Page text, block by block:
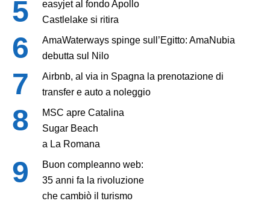
easyjet al fondo Apollo
Castlelake si ritira
AmaWaterways spinge sull’Egitto: AmaNubia
debutta sul Nilo
Airbnb, al via in Spagna la prenotazione di
transfer e auto a noleggio
MSC apre Catalina
Sugar Beach
a La Romana
Buon compleanno web:
35 anni fa la rivoluzione
che cambiò il turismo